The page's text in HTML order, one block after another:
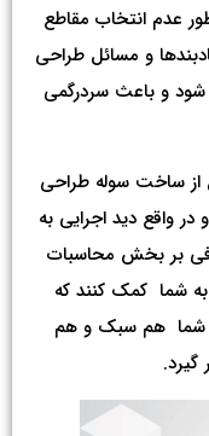
عدم انتخاب مقاطع
و مسائل طراحی
و باعث سردرگمی
از ساخت سوله طراحی
واقع دید اجرایی به
بر بخش محاسبات
به شما کمک کنند که
شما هم سبک و هم
گیرد.